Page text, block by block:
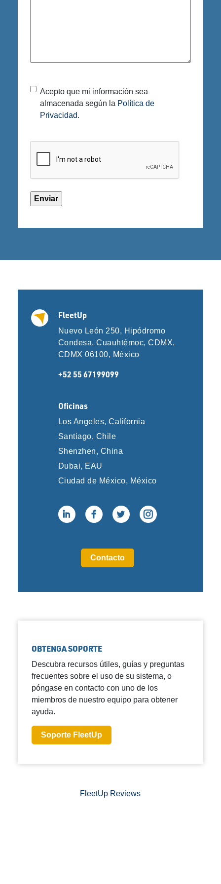
Privacy
Policy(Required)
Acepto que mi información sea
almacenada según la Política de
Privacidad.
FleetUp
Nuevo León 250, Hipódromo
Condesa, Cuauhtémoc, CDMX,
CDMX 06100, México
+52 55 67199099
Oficinas
Los Angeles, California
Santiago, Chile
Shenzhen, China
Dubai, EAU
Ciudad de México, México
Contacto
OBTENGA SOPORTE
Descubra recursos útiles, guías y preguntas
frecuentes sobre el uso de su sistema, o
póngase en contacto con uno de los
miembros de nuestro equipo para obtener
ayuda.
Soporte FleetUp
FleetUp Reviews